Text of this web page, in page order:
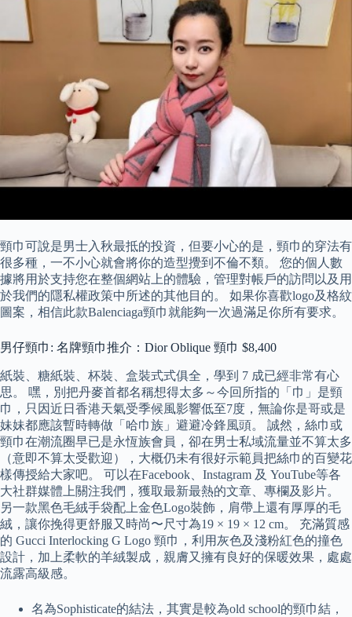
頸巾可說是男士入秋最抵的投資，但要小心的是，頸巾的穿法有
很多種，一不小心就會將你的造型攪到不倫不類。 您的個人數
據將用於支持您在整個網站上的體驗，管理對帳戶的訪問以及用
於我們的隱私權政策中所述的其他目的。 如果你喜歡logo及格紋
圖案，相信此款Balenciaga頸巾就能夠一次過滿足你所有要求。
男仔頸巾: 名牌頸巾推介：Dior Oblique 頸巾 $8,400
紙裝、糖紙裝、杯裝、盒裝式式俱全，學到 7 成已經非常有心
思。 嘿，別把丹麥首都名稱想得太多～今回所指的「巾」是頸
巾，只因近日香港天氣受季候風影響低至7度，無論你是哥或是
妹妹都應該暫時轉做「哈巾族」避避冷鋒風頭。 誠然，絲巾或
頸巾在潮流圈早已是永恆族會員，卻在男士私域流量並不算太多
（意即不算太受歡迎），大概仍未有很好示範員把絲巾的百變花
樣傳授給大家吧。 可以在Facebook、Instagram 及 YouTube等各
大社群媒體上關注我們，獲取最新最熱的文章、專欄及影片。
另一款黑色毛絨手袋配上金色Logo裝飾，肩帶上還有厚厚的毛
絨，讓你挽得更舒服又時尚〜尺寸為19 × 19 × 12 cm。 充滿質感
的 Gucci Interlocking G Logo 頸巾，利用灰色及淺粉紅色的撞色
設計，加上柔軟的羊絨製成，親膚又擁有良好的保暖效果，處處
流露高級感。
名為Sophisticate的結法，其實是較為old school的頸巾結，